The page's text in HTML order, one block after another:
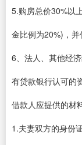
5.购房总价30%以
金比例为20%)，并
6、法人、其他经
有贷款银行认可的
借款人应提供的材
1.夫妻双方的身份